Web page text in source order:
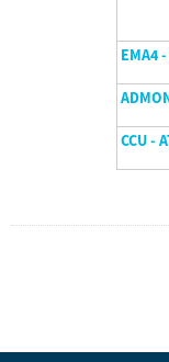
EMA4
CCU -